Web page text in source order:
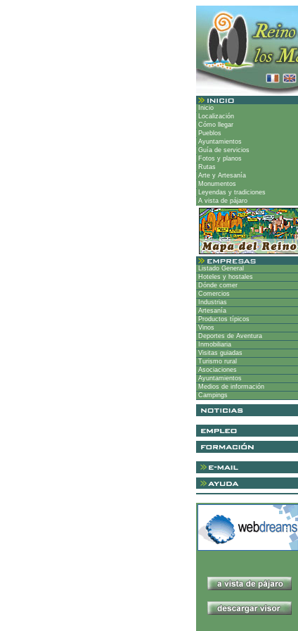
Inicio
Localización
Cómo llegar
Pueblos
Ayuntamientos
Guía de servicios
Fotos y planos
Rutas
Arte y Artesanía
Monumentos
Leyendas y tradiciones
A vista de pájaro
Listado General
Hoteles y hostales
Dónde comer
Comercios
Industrias
Artesanía
Productos típicos
Vinos
Deportes de Aventura
Inmobiliaria
Visitas guiadas
Turismo rural
Asociaciones
Ayuntamientos
Medios de información
Campings